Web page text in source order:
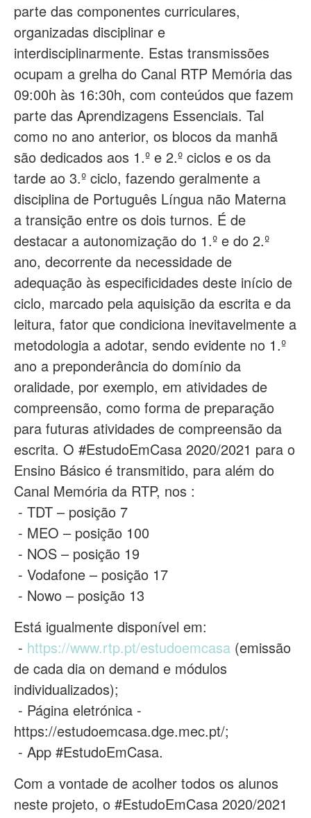
parte das componentes curriculares,
organizadas disciplinar e
interdisciplinarmente. Estas transmissões
ocupam a grelha do Canal RTP Memória das
09:00h às 16:30h, com conteúdos que fazem
parte das Aprendizagens Essenciais. Tal
como no ano anterior, os blocos da manhã
são dedicados aos 1.º e 2.º ciclos e os da
tarde ao 3.º ciclo, fazendo geralmente a
disciplina de Português Língua não Materna
a transição entre os dois turnos. É de
destacar a autonomização do 1.º e do 2.º
ano, decorrente da necessidade de
adequação às especificidades deste início de
ciclo, marcado pela aquisição da escrita e da
leitura, fator que condiciona inevitavelmente a
metodologia a adotar, sendo evidente no 1.º
ano a preponderância do domínio da
oralidade, por exemplo, em atividades de
compreensão, como forma de preparação
para futuras atividades de compreensão da
escrita. O #EstudoEmCasa 2020/2021 para o
Ensino Básico é transmitido, para além do
Canal Memória da RTP, nos :
- TDT – posição 7
- MEO – posição 100
- NOS – posição 19
- Vodafone – posição 17
- Nowo – posição 13
Está igualmente disponível em:
- https://www.rtp.pt/estudoemcasa (emissão
de cada dia on demand e módulos
individualizados);
- Página eletrónica -
https://estudoemcasa.dge.mec.pt/;
- App #EstudoEmCasa.
Com a vontade de acolher todos os alunos
neste projeto, o #EstudoEmCasa 2020/2021